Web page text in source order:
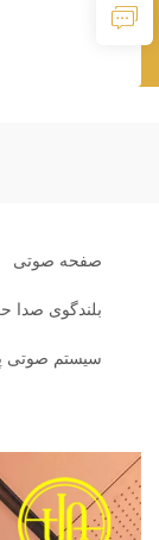
صفحه صوتی
بلندگوی صدا
سیستم صوتی